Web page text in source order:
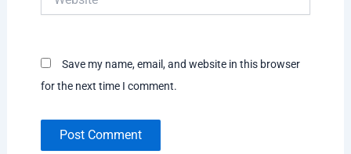
Save my name, email, and website in this browser
for the next time I comment.